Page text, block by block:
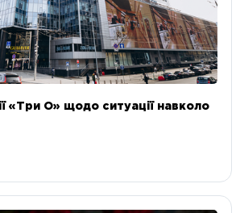
«Три О» щодо ситуації навколо